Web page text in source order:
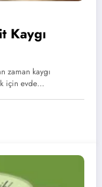
Kaygı
zaman kaygı
için evde…